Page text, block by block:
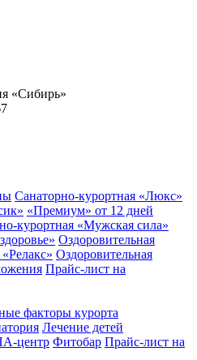
«Сибирь»
Санаторно-курортная «Люкс»
«Премиум» от 12 дней
курортная «Мужская сила»
Оздоровительная
Оздоровительная
Прайс-лист на
факторы курорта
Лечение детей
центр Фитобар Прайс-лист на